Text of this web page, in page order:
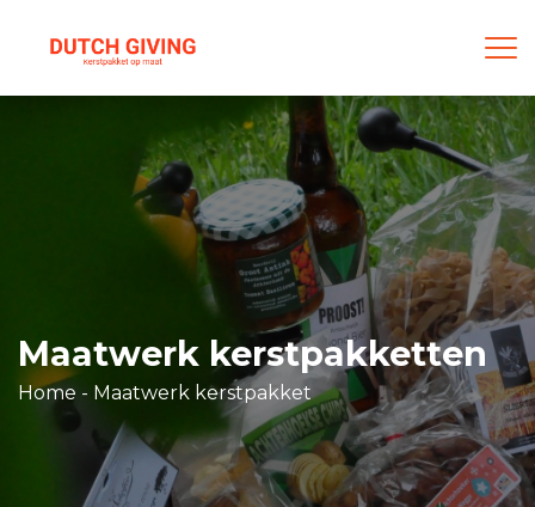
Maatwerk kerstpakketten
Home - Maatwerk kerstpakket